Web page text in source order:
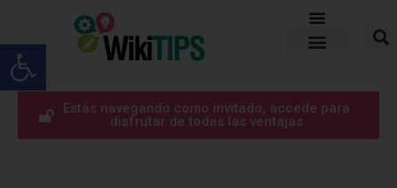
Abrir barra de herramientas
Estás navegando como invitado, accede para
disfrutar de todas las ventajas